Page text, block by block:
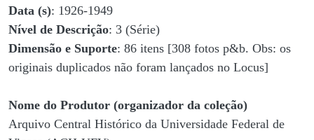
Data (s): 1926-1949
Nível de Descrição: 3 (Série)
Dimensão e Suporte: 86 itens [308 fotos p&b. Obs: os
originais duplicados não foram lançados no Locus]
Nome do Produtor (organizador da coleção)
Arquivo Central Histórico da Universidade Federal de